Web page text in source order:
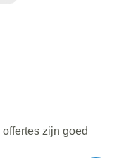
zijn goed